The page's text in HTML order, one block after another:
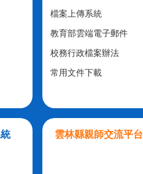
檔案上傳系統
教育部雲端電子郵件
校務行政檔案辦法
常用文件下載
雲林縣親師交流平台